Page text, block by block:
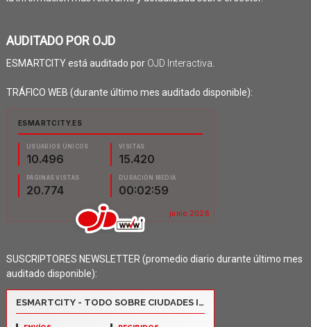
AUDITADO POR OJD
ESMARTCITY está auditado por OJD Interactiva
TRÁFICO WEB (durante último mes auditado disponible):
SUSCRIPTORES NEWSLETTER (promedio diario durante último mes
auditado disponible):